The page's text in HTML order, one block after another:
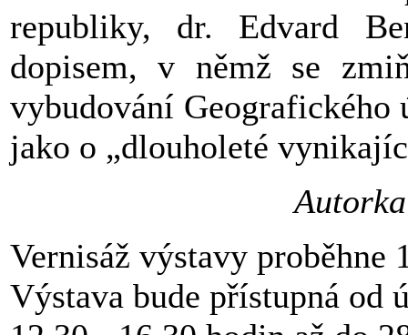
republiky, dr. Edvard
dopisem, v němž se
vybudování
jako o „dlouholeté
Vernisáž výstavy proběhne
Výstava bude přístupná od